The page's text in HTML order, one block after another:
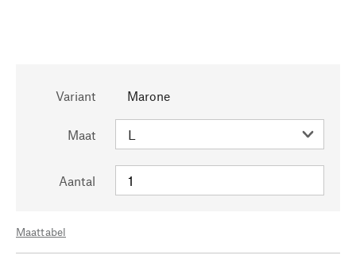
Variant Marone
Maat
Aantal
Maattabel